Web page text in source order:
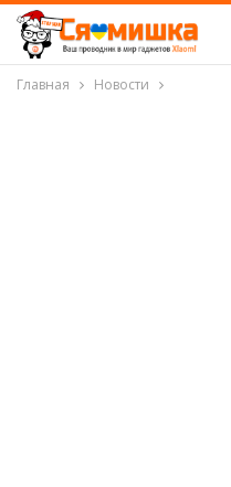
Главная Новости